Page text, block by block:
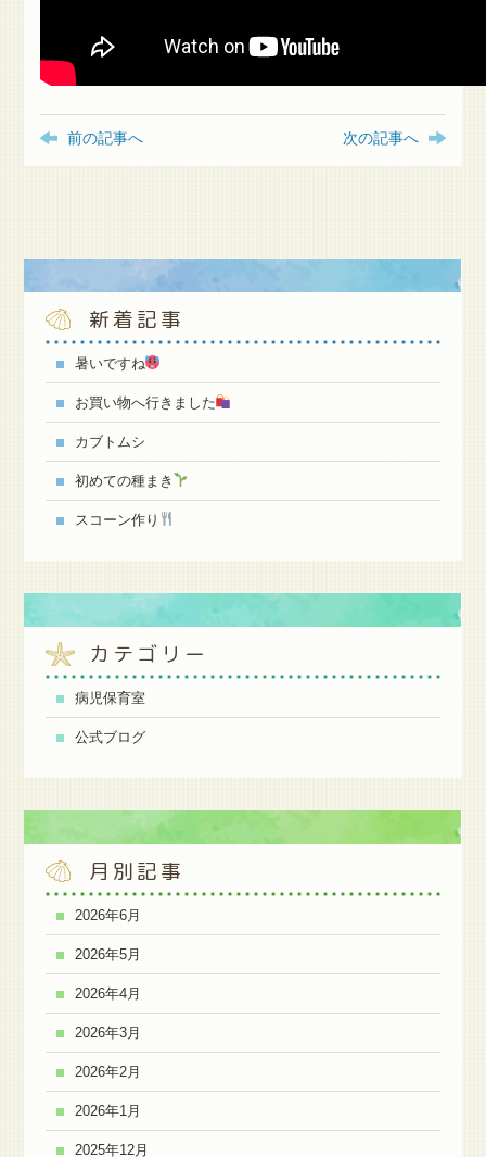
前の記事へ 次の記事へ
新着記事
暑いですね
お買い物へ行きました
カブトムシ
初めての種まき
スコーン作り
カテゴリー
病児保育室
公式ブログ
月別記事
2026年6月
2026年5月
2026年4月
2026年3月
2026年2月
2026年1月
2025年12月